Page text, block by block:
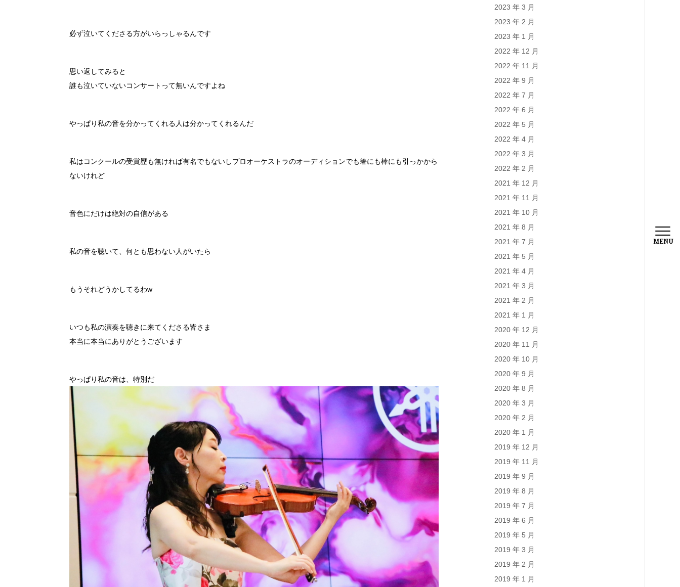
必ず泣いてくださる方がいらっしゃるんです
思い返してみると
誰も泣いていないコンサートって無いんですよね
やっぱり私の音を分かってくれる人は分かってくれるんだ
私はコンクールの受賞歴も無ければ有名でもないしプロオーケストラのオーディションでも箸にも棒にも引っかから
ないけれど
音色にだけは絶対の自信がある
私の音を聴いて、何とも思わない人がいたら
もうそれどうかしてるわw
いつも私の演奏を聴きに来てくださる皆さま
本当に本当にありがとうございます
やっぱり私の音は、特別だ
2023 年 3 月
2023 年 2 月
2023 年 1 月
2022 年 12 月
2022 年 11 月
2022 年 9 月
2022 年 7 月
2022 年 6 月
2022 年 5 月
2022 年 4 月
2022 年 3 月
2022 年 2 月
2021 年 12 月
2021 年 11 月
2021 年 10 月
2021 年 8 月
2021 年 7 月
2021 年 5 月
2021 年 4 月
2021 年 3 月
2021 年 2 月
2021 年 1 月
2020 年 12 月
2020 年 11 月
2020 年 10 月
2020 年 9 月
2020 年 8 月
2020 年 3 月
2020 年 2 月
2020 年 1 月
2019 年 12 月
2019 年 11 月
2019 年 9 月
2019 年 8 月
2019 年 7 月
2019 年 6 月
2019 年 5 月
2019 年 3 月
2019 年 2 月
2019 年 1 月